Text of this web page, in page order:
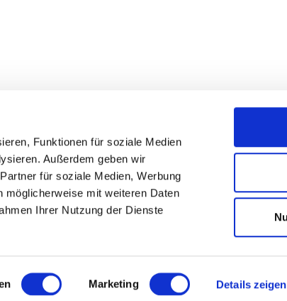
Funktionen für soziale Medien
Außerdem geben wir
für soziale Medien, Werbung
möglicherweise mit weiteren Daten
Ihrer Nutzung der Dienste
Marketing Details zeigen
Folgen Sie uns